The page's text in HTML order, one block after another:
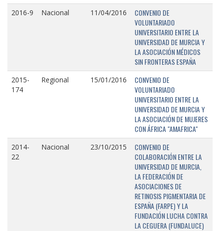
2016-9 Nacional 11/04/2016
CONVENIO DE
VOLUNTARIADO
UNIVERSITARIO ENTRE LA
UNIVERSIDAD DE MURCIA Y
LA ASOCIACIÓN MÉDICOS
SIN FRONTERAS ESPAÑA
2015-
174
Regional 15/01/2016
CONVENIO DE
VOLUNTARIADO
UNIVERSITARIO ENTRE LA
UNIVERSIDAD DE MURCIA Y
LA ASOCIACIÓN DE MUJERES
CON ÁFRICA "AMAFRICA"
2014-
22
Nacional 23/10/2015
CONVENIO DE
COLABORACIÓN ENTRE LA
UNIVERSIDAD DE MURCIA,
LA FEDERACIÓN DE
ASOCIACIONES DE
RETINOSIS PIGMENTARIA DE
ESPAÑA (FARPE) Y LA
FUNDACIÓN LUCHA CONTRA
LA CEGUERA (FUNDALUCE)